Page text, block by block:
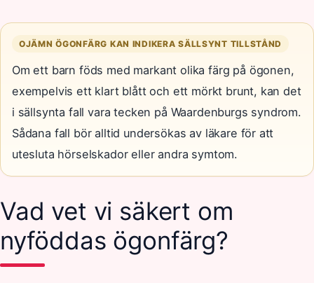
OJÄMN ÖGONFÄRG KAN INDIKERA SÄLLSYNT TILLSTÅND
Om ett barn föds med markant olika färg på ögonen,
exempelvis ett klart blått och ett mörkt brunt, kan det
i sällsynta fall vara tecken på Waardenburgs syndrom.
Sådana fall bör alltid undersökas av läkare för att
utesluta hörselskador eller andra symtom.
Vad vet vi säkert om
nyföddas ögonfärg?